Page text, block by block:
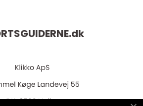
dk